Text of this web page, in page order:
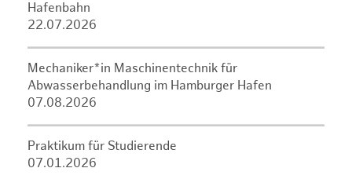
Hafenbahn
22.07.2026
Mechaniker*in Maschinentechnik für
Abwasserbehandlung im Hamburger Hafen
07.08.2026
Praktikum für Studierende
07.01.2026